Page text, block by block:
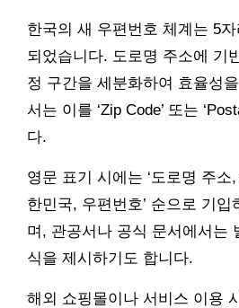
한국의 새 우편번호 체계는 5
되었습니다. 도로명 주소에 기
정 구간을 세분화하여 효율성
서는 이를 ‘Zip Code’ 또는
다.
영문 표기 시에는 ‘도로명 주
한민국, 우편번호’ 순으로 기입
며, 관공서나 공식 문서에서는
식을 제시하기도 합니다.
해외 쇼핑몰이나 서비스 이용